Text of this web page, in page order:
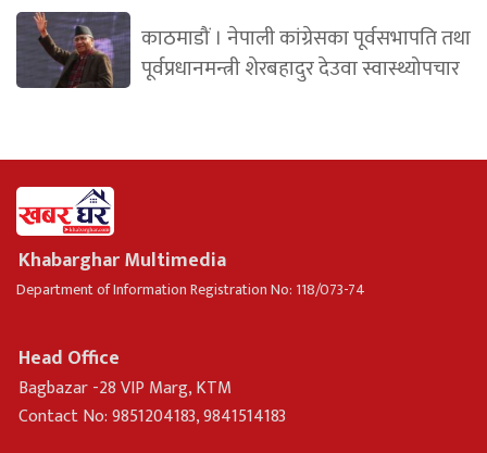
काठमाडौं । नेपाली कांग्रेसका पूर्वसभापति तथा
पूर्वप्रधानमन्त्री शेरबहादुर देउवा स्वास्थ्योपचार
Khabarghar Multimedia
Department of Information Registration No: 118/073-74
Head Office
Bagbazar -28 VIP Marg, KTM
Contact No: 9851204183, 9841514183